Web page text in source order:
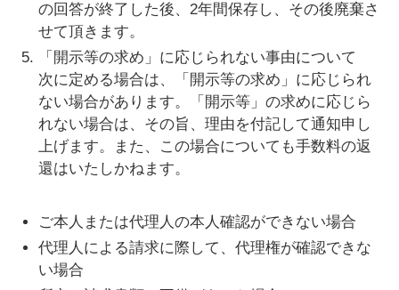
の回答が終了した後、2年間保存し、その後廃棄さ
せて頂きます。
「開示等の求め」に応じられない事由について
次に定める場合は、「開示等の求め」に応じられ
ない場合があります。「開示等」の求めに応じら
れない場合は、その旨、理由を付記して通知申し
上げます。また、この場合についても手数料の返
還はいたしかねます。
ご本人または代理人の本人確認ができない場合
代理人による請求に際して、代理権が確認できな
い場合